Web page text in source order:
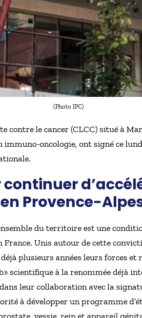
(Photo IPC)
contre le cancer (CLCC) situé à
oncologie, ont signé ce
Provence-
du territoire est une
France. Unis autour de cette
plusieurs années leurs forces et
scientifique à la renommée déjà
leur collaboration avec la
à développer un programme